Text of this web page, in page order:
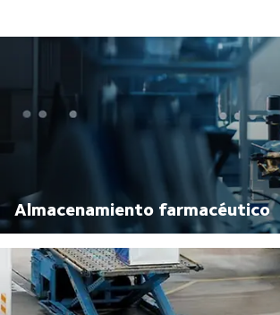
Almacenamiento farmacéutico